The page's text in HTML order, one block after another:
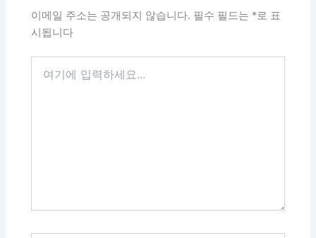
이메일 주소는 공개되지 않습니다. 필수 필드는 *로 표
시됩니다